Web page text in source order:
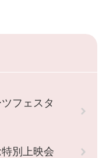
フェスタ
別上映会